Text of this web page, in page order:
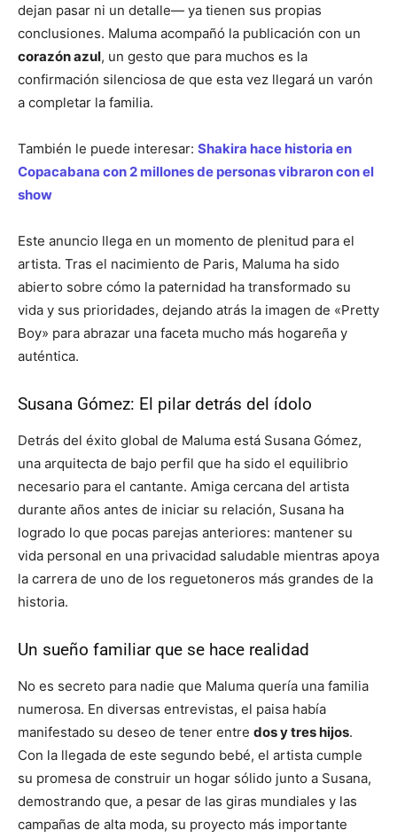
dejan pasar ni un detalle— ya tienen sus propias
conclusiones. Maluma acompañó la publicación con un
corazón azul, un gesto que para muchos es la
confirmación silenciosa de que esta vez llegará un varón
a completar la familia.
También le puede interesar: Shakira hace historia en
Copacabana con 2 millones de personas vibraron con el
show
Este anuncio llega en un momento de plenitud para el
artista. Tras el nacimiento de Paris, Maluma ha sido
abierto sobre cómo la paternidad ha transformado su
vida y sus prioridades, dejando atrás la imagen de «Pretty
Boy» para abrazar una faceta mucho más hogareña y
auténtica.
Susana Gómez: El pilar detrás del ídolo
Detrás del éxito global de Maluma está Susana Gómez,
una arquitecta de bajo perfil que ha sido el equilibrio
necesario para el cantante. Amiga cercana del artista
durante años antes de iniciar su relación, Susana ha
logrado lo que pocas parejas anteriores: mantener su
vida personal en una privacidad saludable mientras apoya
la carrera de uno de los reguetoneros más grandes de la
historia.
Un sueño familiar que se hace realidad
No es secreto para nadie que Maluma quería una familia
numerosa. En diversas entrevistas, el paisa había
manifestado su deseo de tener entre dos y tres hijos.
Con la llegada de este segundo bebé, el artista cumple
su promesa de construir un hogar sólido junto a Susana,
demostrando que, a pesar de las giras mundiales y las
campañas de alta moda, su proyecto más importante